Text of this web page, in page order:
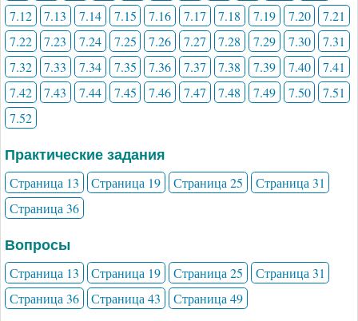
7.12
7.13 7.14 7.15 7.16 7.17 7.18 7.19 7.20
7.21
7.22
7.23 7.24 7.25 7.26 7.27 7.28 7.29 7.30
7.31
7.32
7.33 7.34 7.35 7.36 7.37 7.38 7.39 7.40
7.41
7.42
7.43 7.44 7.45 7.46 7.47 7.48 7.49 7.50
7.51
7.52
Практические задания
Страница 13 Страница 19 Страница 25
Страница 31
Страница 36
Вопросы
Страница 13 Страница 19 Страница 25
Страница 31
Страница 36
Страница 43 Страница 49